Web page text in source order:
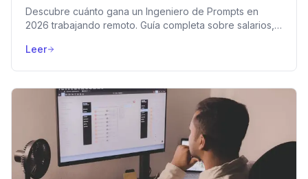
Descubre cuánto gana un Ingeniero de Prompts en
2026 trabajando remoto. Guía completa sobre salarios,
Leer